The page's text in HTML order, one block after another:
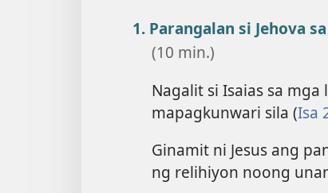
1. Parangalan si Jehova
(10 min.)
Nagalit si Isaias sa
mapagkunwari sila (Isa
Ginamit ni Jesus ang
ng relihiyon noong